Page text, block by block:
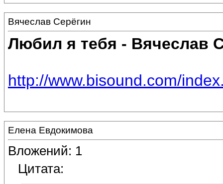
Вячеслав Серёгин
Любил я тебя - Вячеслав
http://www.bisound.com/
Елена Евдокимова
Вложений: 1
Цитата: